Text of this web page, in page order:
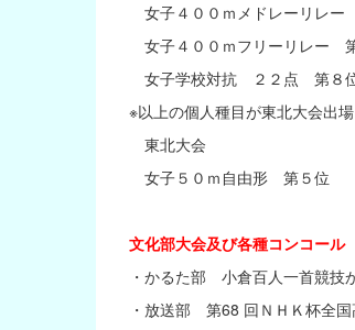
女子４００ｍメドレーリレ
女子４００ｍフリーリレー
女子学校対抗 ２２点 第８
※以上の個人種目が東北大会出場
東北大会
女子５０ｍ自由形 第５位
文化部大会及び各種コンコール
・かるた部 小倉百人一首競
・放送部 第68 回ＮＨＫ杯全